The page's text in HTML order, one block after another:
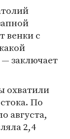
венки с
заключает
охватили
По
августа,
2,4